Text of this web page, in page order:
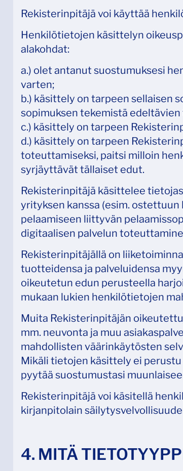
Rekisterinpitäjä voi käyttää
Henkilötietojen käsittelyn
alakohdat:
a.) olet antanut suostumuksesi
varten;
b.) käsittely on tarpeen sellaisen
sopimuksen tekemistä
c.) käsittely on tarpeen
d.) käsittely on tarpeen
toteuttamiseksi, paitsi milloin
syrjäyttävät tällaiset edut.
Rekisterinpitäjä käsittelee
yrityksen kanssa (esim.
pelaamiseen liittyvän
digitaalisen palvelun
Rekisterinpitäjällä on
tuotteidensa ja palveluidensa
oikeutetun edun perusteella
mukaan lukien henkilötietojen
Muita Rekisterinpitäjän
mm. neuvonta ja muu
mahdollisten väärinkäytösten
Mikäli tietojen käsittely ei
pyytää suostumustasi
Rekisterinpitäjä voi käsitellä
kirjanpitolain
4. MITÄ